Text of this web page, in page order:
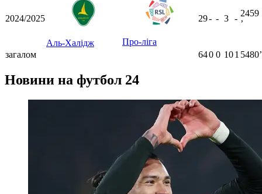
2024/2025
Аль-Халідж Про-ліга
29- - 3 -
2459
ʼ
загалом 640 0 101 5480ʼ
Новини на футбол 24